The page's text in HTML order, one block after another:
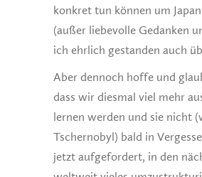
konkret tun können um
(außer liebevolle Gedanken
ich ehrlich gestanden auch
Aber dennoch hoffe und
dass wir diesmal viel mehr
lernen werden und sie nicht
Tschernobyl) bald in
jetzt aufgefordert, in den